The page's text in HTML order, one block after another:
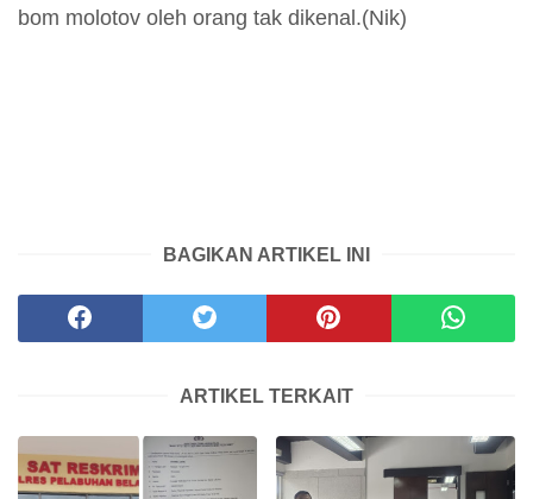
bom molotov oleh orang tak dikenal.(Nik)
BAGIKAN ARTIKEL INI
ARTIKEL TERKAIT